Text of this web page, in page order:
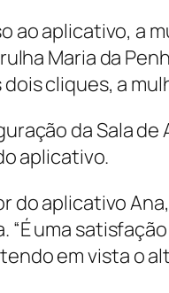
ao aplicativo, a
Maria da
cliques, a
da Sala
aplicativo.
do aplicativo
“É uma
em vista o